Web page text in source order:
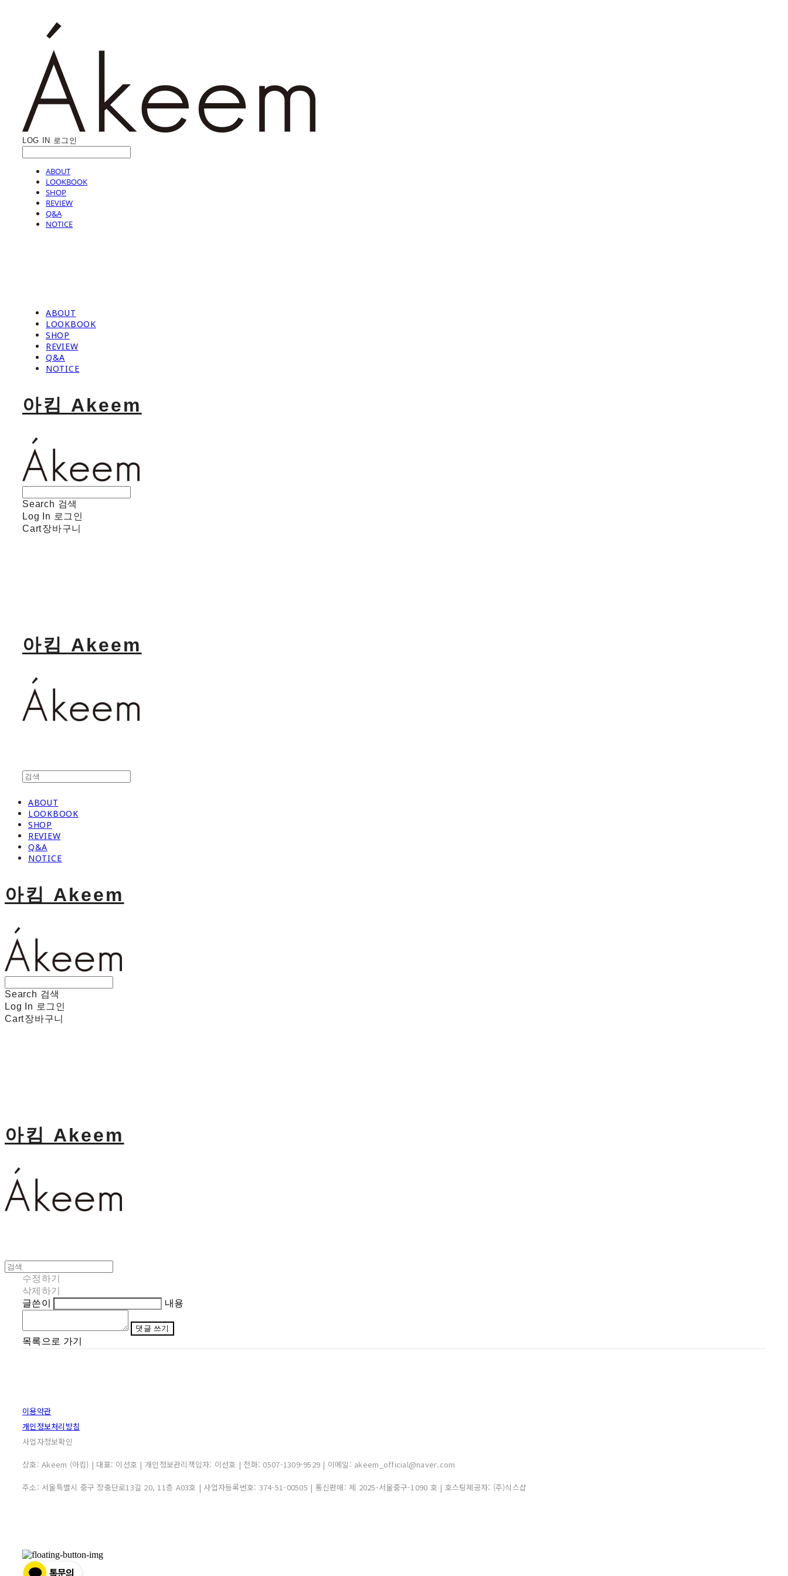
LOG IN 로그인
ABOUT
LOOKBOOK
SHOP
REVIEW
Q&A
NOTICE
ABOUT
LOOKBOOK
SHOP
REVIEW
Q&A
NOTICE
아킴 Akeem
Search 검색
Log In 로그인
Cart장바구니
아킴 Akeem
ABOUT
LOOKBOOK
SHOP
REVIEW
Q&A
NOTICE
아킴 Akeem
Search 검색
Log In 로그인
Cart장바구니
아킴 Akeem
수정하기
삭제하기
글쓴이
내용
댓글 쓰기
목록으로 가기
이용약관
개인정보처리방침
사업자정보확인
상호: Akeem (아킴) | 대표: 이선호 | 개인정보관리책임자: 이선호 | 전화: 0507-1309-9529 | 이메일: akeem_official@naver.com
주소: 서울특별시 중구 장충단로13길 20, 11층 A03호 | 사업자등록번호: 374-51-00505 | 통신판매: 제 2025-서울중구-1090 호 | 호스팅제공자: (주)식스샵